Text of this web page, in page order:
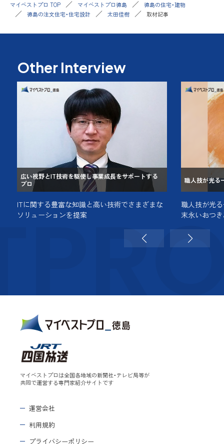
マイベストプロ TOP マイベストプロ徳島
徳島の住宅・建物
徳島の注文住宅・住宅設計
太田佳樹 取材記事
Other Interview
広い視野とIT技術を駆使し事業成長をサポートする
プロ
ITに関する豊富な知識と高い技術でさまざまな
ソリューションを提案
職人技が光る
職人技が光
末永いおつ
マイベストプロは全国各地域の新聞社・テレビ局等が
共同で運営する専門家紹介サイトです
運営会社
利用規約
プライバシーポリシー